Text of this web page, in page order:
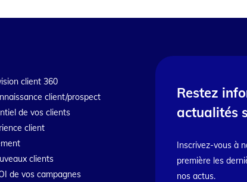
client 360
client/prospect
de vos clients
client
clients
de vos campagnes
Restez
actualités
Inscrivez-vous à
première les
nos actus.